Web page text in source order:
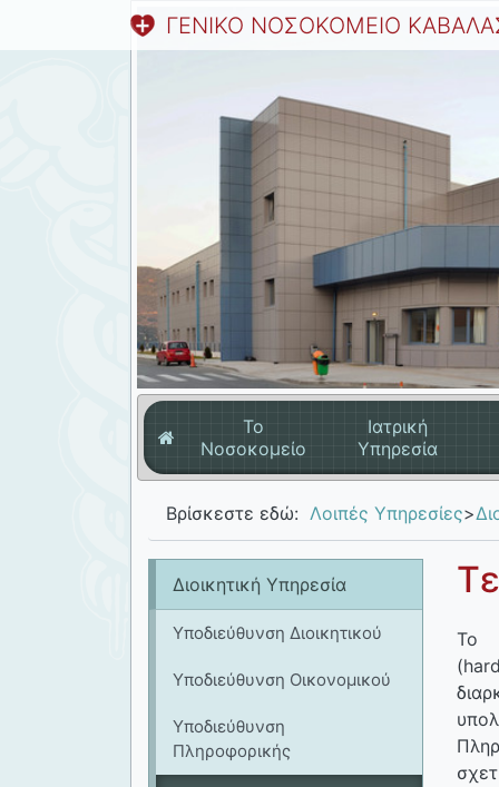
ΓΕΝΙΚΟ ΝΟΣΟΚΟΜΕΙΟ
Το
Νοσοκομείο
Ιατρική
Υπηρεσία
Βρίσκεστε εδώ: Λοιπές Υπηρεσίες>
Διοικητική Υπηρεσία
Υποδιεύθυνση Διοικητικού
Υποδιεύθυνση Οικονομικού
Υποδιεύθυνση
Πληροφορικής
Το